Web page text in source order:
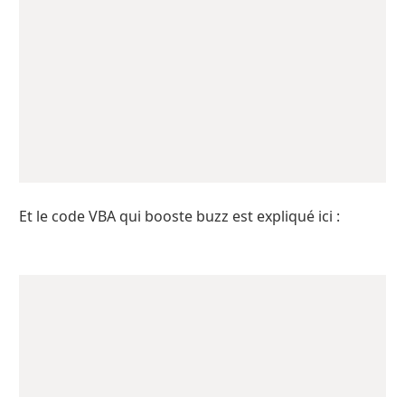
Et le code VBA qui booste buzz est expliqué ici :